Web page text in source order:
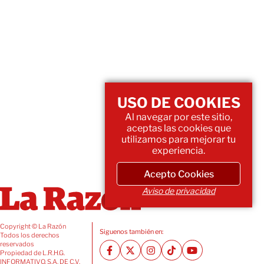
Copyright © La Razón
Todos los derechos
reservados
Propiedad de L.R.H.G.
INFORMATIVO, S.A. DE C.V.
Siguenos también en:
USO DE COOKIES
Al navegar por este sitio,
aceptas las cookies que
utilizamos para mejorar tu
experiencia.
Acepto Cookies
Aviso de privacidad